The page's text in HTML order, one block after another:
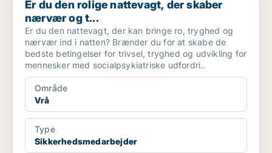
Er du den rolige nattevagt, der skaber
nærvær og t...
Er du den nattevagt, der kan bringe ro, tryghed og
nærvær ind i natten? Brænder du for at skabe de
bedste betingelser for trivsel, tryghed og udvikling for
mennesker med socialpsykiatriske udfordri..
Område
Vrå
Type
Sikkerhedsmedarbejder